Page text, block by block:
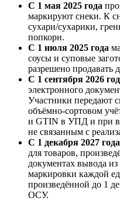
С 1 мая 2025 года
маркируют снеки. К
сухари/сухарики,
попкорн.
С 1 июля 2025 года
соусы и суповые
разрешено продавать
С 1 сентября 2026
электронного
Участники передают
объёмно-сортовом
и GTIN в УПД и при
не связанным с
С 1 декабря 2027 года
для товаров,
документах вывода
маркировки каждой
произведённой до 1
ОСУ.